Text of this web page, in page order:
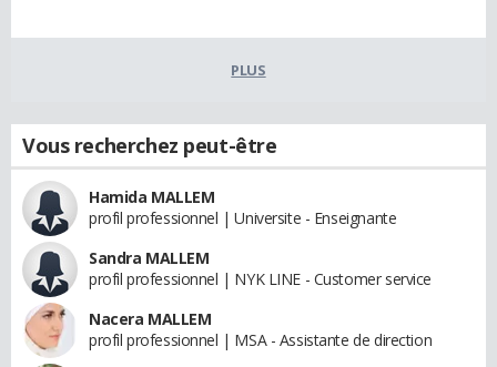
PLUS
Vous recherchez peut-être
Hamida MALLEM
profil professionnel | Universite - Enseignante
Sandra MALLEM
profil professionnel | NYK LINE - Customer service
Nacera MALLEM
profil professionnel | MSA - Assistante de direction